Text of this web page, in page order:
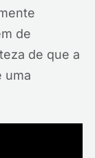
de
de que a
uma